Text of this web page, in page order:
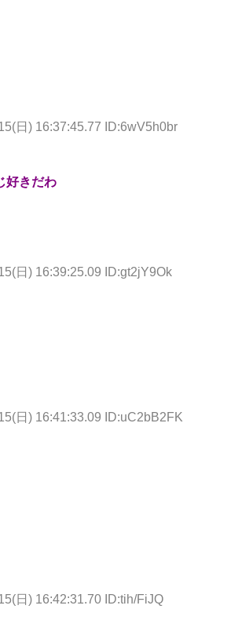
日) 16:37:45.77 ID:6wV5h0br
好きだわ
日) 16:39:25.09 ID:gt2jY9Ok
日) 16:41:33.09 ID:uC2bB2FK
日) 16:42:31.70 ID:tih/FiJQ